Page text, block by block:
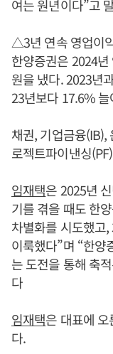
여는 원년이다”고
△3년 연속 영업이
한양증권은 2024
원을 냈다. 2023년
23년보다 17.6%
채권, 기업금융(IB),
로젝트파이낸싱
임재택은 2025년
기를 겪을 때도 한
차별화를 시도했고
이룩했다”며 “한양
는 도전을 통해 축
다
임재택은 대표에
다.